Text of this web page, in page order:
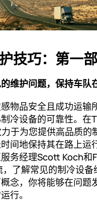
技巧：第一
维护问题，保持车队
物品安全且成功运输
冷设备的可靠性。在
于为您提供高品质的
间地保持其在路上运
务经理Scott Koch和
了解常见的制冷设备
念，你将能够在问题
行。